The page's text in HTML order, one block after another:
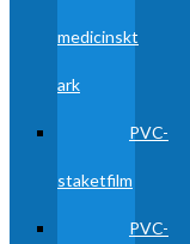
medicinskt
ark
PVC-
staketfilm
PVC-